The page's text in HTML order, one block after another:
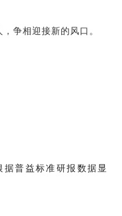
争相迎接新的风口。
普益标准研报数据显